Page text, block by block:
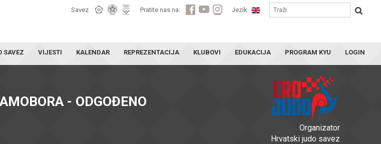
Savez Pratite nas na: Jezik
SAVEZ VIJESTI KALENDAR REPREZENTACIJA KLUBOVI EDUKACIJA PROGRAM KYU LOGIN
Organizator
Hrvatski judo savez
- ODGOĐENO